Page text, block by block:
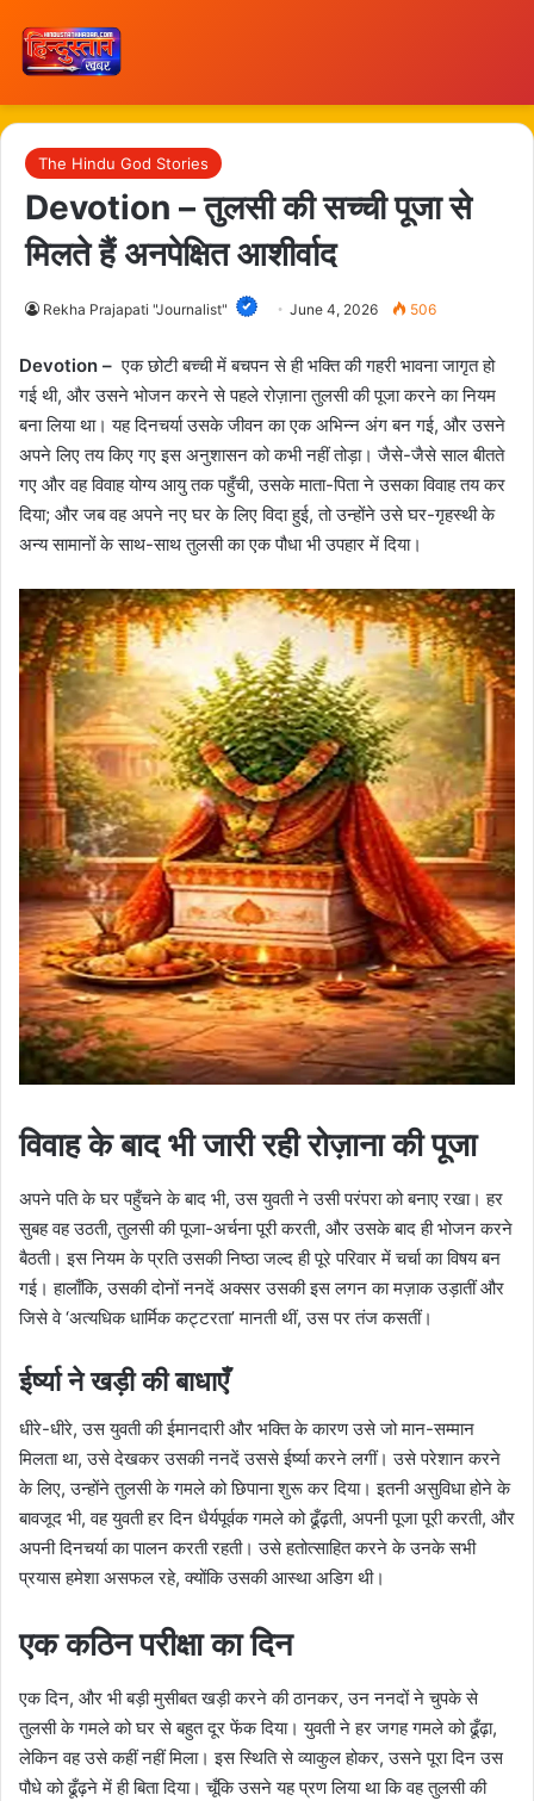
The Hindu God Stories
Devotion – तुलसी की सच्ची पूजा से
मिलते हैं अनपेक्षित आशीर्वाद
Rekha Prajapati "Journalist" June 4, 2026 506
Devotion – एक छोटी बच्ची में बचपन से ही भक्ति की गहरी भावना जागृत हो
गई थी, और उसने भोजन करने से पहले रोज़ाना तुलसी की पूजा करने का नियम
बना लिया था। यह दिनचर्या उसके जीवन का एक अभिन्न अंग बन गई, और उसने
अपने लिए तय किए गए इस अनुशासन को कभी नहीं तोड़ा। जैसे-जैसे साल बीतते
गए और वह विवाह योग्य आयु तक पहुँची, उसके माता-पिता ने उसका विवाह तय कर
दिया; और जब वह अपने नए घर के लिए विदा हुई, तो उन्होंने उसे घर-गृहस्थी के
अन्य सामानों के साथ-साथ तुलसी का एक पौधा भी उपहार में दिया।
विवाह के बाद भी जारी रही रोज़ाना की पूजा
अपने पति के घर पहुँचने के बाद भी, उस युवती ने उसी परंपरा को बनाए रखा। हर
सुबह वह उठती, तुलसी की पूजा-अर्चना पूरी करती, और उसके बाद ही भोजन करने
बैठती। इस नियम के प्रति उसकी निष्ठा जल्द ही पूरे परिवार में चर्चा का विषय बन
गई। हालाँकि, उसकी दोनों ननदें अक्सर उसकी इस लगन का मज़ाक उड़ातीं और
जिसे वे ‘अत्यधिक धार्मिक कट्टरता’ मानती थीं, उस पर तंज कसतीं।
ईर्ष्या ने खड़ी की बाधाएँ
धीरे-धीरे, उस युवती की ईमानदारी और भक्ति के कारण उसे जो मान-सम्मान
मिलता था, उसे देखकर उसकी ननदें उससे ईर्ष्या करने लगीं। उसे परेशान करने
के लिए, उन्होंने तुलसी के गमले को छिपाना शुरू कर दिया। इतनी असुविधा होने के
बावजूद भी, वह युवती हर दिन धैर्यपूर्वक गमले को ढूँढ़ती, अपनी पूजा पूरी करती, और
अपनी दिनचर्या का पालन करती रहती। उसे हतोत्साहित करने के उनके सभी
प्रयास हमेशा असफल रहे, क्योंकि उसकी आस्था अडिग थी।
एक कठिन परीक्षा का दिन
एक दिन, और भी बड़ी मुसीबत खड़ी करने की ठानकर, उन ननदों ने चुपके से
तुलसी के गमले को घर से बहुत दूर फेंक दिया। युवती ने हर जगह गमले को ढूँढ़ा,
लेकिन वह उसे कहीं नहीं मिला। इस स्थिति से व्याकुल होकर, उसने पूरा दिन उस
पौधे को ढूँढ़ने में ही बिता दिया। चूँकि उसने यह प्रण लिया था कि वह तुलसी की